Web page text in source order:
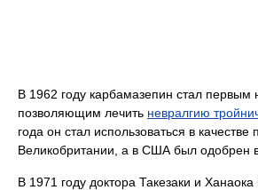
В 1962 году карбамазепин стал первым
позволяющим лечить невралгию
года он стал использоваться в качестве
Великобритании, а в США был одобрен в
В 1971 году доктора Такезаки и